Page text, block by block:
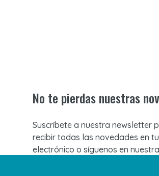
No te pierdas nuestras
Suscríbete a nuestra newsletter
recibir todas las novedades en
electrónico o síguenos en